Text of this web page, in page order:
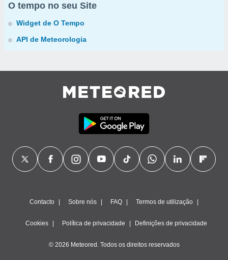
O tempo no seu Site
Widget de O Tempo
API de Meteorologia
Contacto Sobre nós FAQ Termos de utilização
Cookies Política de privacidade Definições de privacidade
© 2026 Meteored. Todos os direitos reservados